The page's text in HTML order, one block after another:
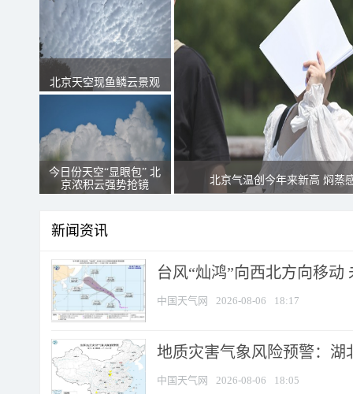
北京天空现鱼鳞云景观
今日份天空“显眼包” 北
京浓积云强势抢镜
北京气温创今年来新高 焖蒸
新闻资讯
台风“灿鸿”向西北方向移动
中国天气网 2026-08-06 18:17
地质灾害气象风险预警：湖
中国天气网 2026-08-06 18:05